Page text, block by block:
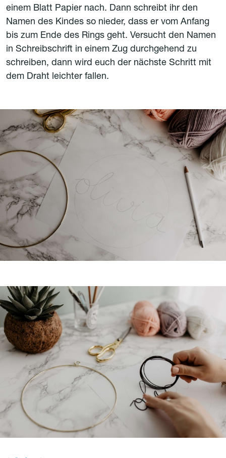
einem Blatt Papier nach. Dann schreibt ihr den
Namen des Kindes so nieder, dass er vom Anfang
bis zum Ende des Rings geht. Versucht den Namen
in Schreibschrift in einem Zug durchgehend zu
schreiben, dann wird euch der nächste Schritt mit
dem Draht leichter fallen.